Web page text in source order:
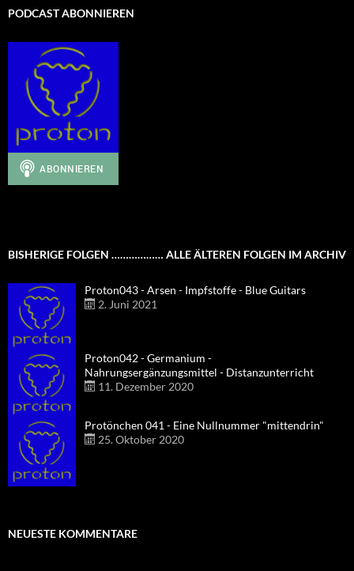
PODCAST ABONNIEREN
BISHERIGE FOLGEN ……………… ALLE ÄLTEREN FOLGEN IM ARCHIV
Proton043 - Arsen - Impfstoffe - Blue Guitars
2. Juni 2021
Proton042 - Germanium -
Nahrungsergänzungsmittel - Distanzunterricht
11. Dezember 2020
Protönchen 041 - Eine Nullnummer "mittendrin"
25. Oktober 2020
NEUESTE KOMMENTARE